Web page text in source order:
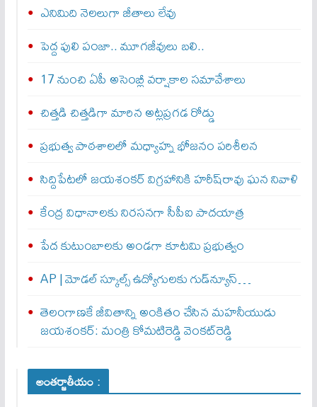
ఎనిమిది నెలలుగా జీతాలు లేవు
పెద్ద పులి పంజా.. మూగజీవులు బలి..
17 నుంచి ఏపీ అసెంబ్లీ వర్షాకాల సమావేశాలు
చిత్తడి చిత్తడిగా మారిన అట్లప్రగడ రోడ్డు
ప్రభుత్వ పాఠశాలలో మధ్యాహ్న భోజనం పరిశీలన
సిద్దిపేటలో జయశంకర్ విగ్రహానికి హరీష్‌రావు ఘన నివాళి
కేంద్ర విధానాలకు నిరసనగా సీపీఐ పాదయాత్ర
పేద కుటుంబాలకు అండగా కూటమి ప్రభుత్వం
AP | మోడల్ స్కూల్స్ ఉద్యోగులకు గుడ్‌న్యూస్…
తెలంగాణకే జీవితాన్ని అంకితం చేసిన మహనీయుడు
జయశంకర్: మంత్రి కోమటిరెడ్డి వెంకట్‌రెడ్డి
అంతర్జాతీయం :